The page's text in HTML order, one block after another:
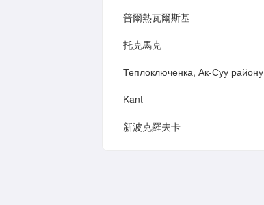
普爾熱瓦爾斯基
托克馬克
Теплоключенка, Ак-Суу району
Kant
新波克羅夫卡